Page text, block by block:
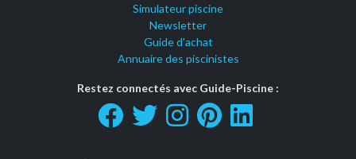
Simulateur piscine
Newsletter
Guide d'achat
Annuaire des piscinistes
Restez connectés avec Guide-Piscine :